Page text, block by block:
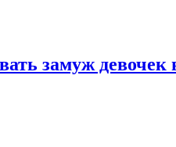
замуж девочек